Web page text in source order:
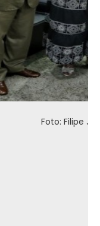
Foto: Filipe